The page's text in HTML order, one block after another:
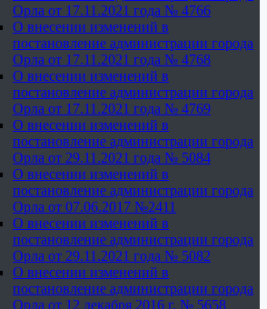
Орла от 17.11.2021 года № 4766
О внесении изменений в
постановление администрации города
Орла от 17.11.2021 года № 4768
О внесении изменений в
постановление администрации города
Орла от 17.11.2021 года № 4769
О внесении изменений в
постановление администрации города
Орла от 29.11.2021 года № 5084
О внесении изменений в
постановление администрации города
Орла от 07.06.2017 №2411
О внесении изменений в
постановление администрации города
Орла от 29.11.2021 года № 5082
О внесении изменений в
постановление администрации города
Орла от 12 декабря 2016 г. № 5658